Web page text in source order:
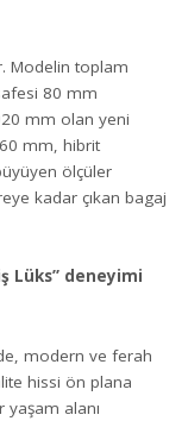
Modelin toplam
80 mm
mm olan yeni
mm, hibrit
ölçüler
kadar çıkan bagaj
Lüks” deneyimi
modern ve ferah
hissi ön plana
yaşam alanı